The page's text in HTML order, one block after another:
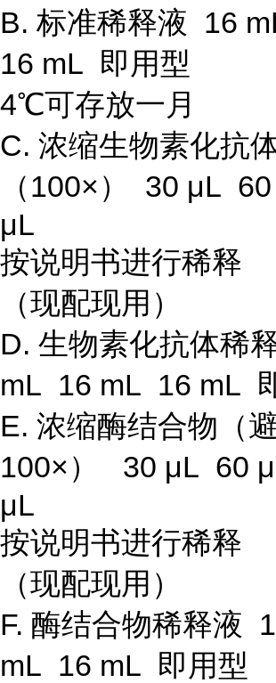
B. 标准稀释液 16
16 mL 即用型
4℃可存放一月
C. 浓缩生物素化抗
（100×） 30 μL
μL
按说明书进行稀释
（现配现用）
D. 生物素化抗体稀
mL 16 mL 16 mL
E. 浓缩酶结合物（
100×） 30 μL 60
μL
按说明书进行稀释
（现配现用）
F. 酶结合物稀释液
mL 16 mL 即用型